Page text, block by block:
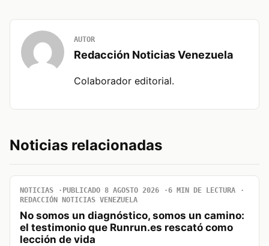
AUTOR
Redacción Noticias Venezuela
Colaborador editorial.
Noticias relacionadas
NOTICIAS PUBLICADO 8 AGOSTO 2026
6 MIN DE LECTURA
REDACCIÓN NOTICIAS VENEZUELA
No somos un diagnóstico, somos un camino:
el testimonio que Runrun.es rescató como
lección de vida